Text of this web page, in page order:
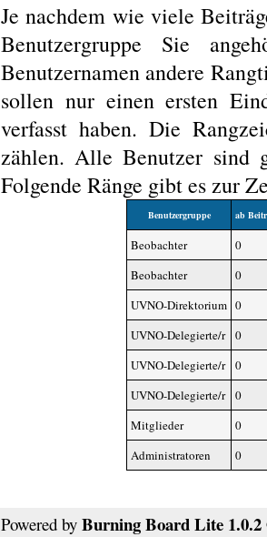
Je nachdem wie viele
Benutzergruppe Sie
Benutzernamen andere
sollen nur einen ersten
verfasst haben. Die
zählen. Alle Benutzer sind
Folgende Ränge gibt es zur
Benutzergruppe ab
Beobachter
0
Beobachter
0
UVNO-Direktorium 0
UVNO-Delegierte/r
0
UVNO-Delegierte/r
0
UVNO-Delegierte/r
0
Mitglieder
0
Administratoren
0
Powered by Burning Board Lite 1.0.2